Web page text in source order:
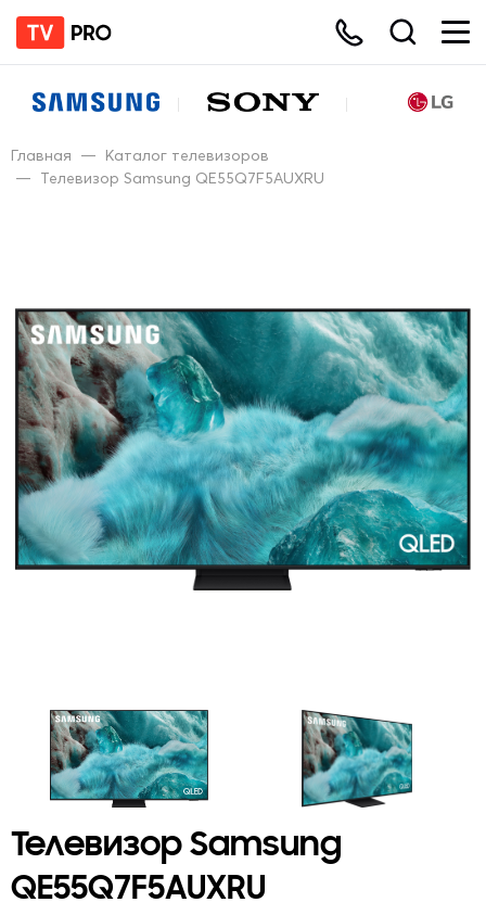
Главная — Каталог телевизоров
— Телевизор Samsung QE55Q7F5AUXRU
Телевизор Samsung
QE55Q7F5AUXRU